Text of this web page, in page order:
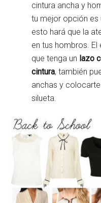
cintura ancha y
tu mejor opción es
esto hará que la
en tus hombros. El
que tenga un lazo
cintura, también
anchas y
silueta.